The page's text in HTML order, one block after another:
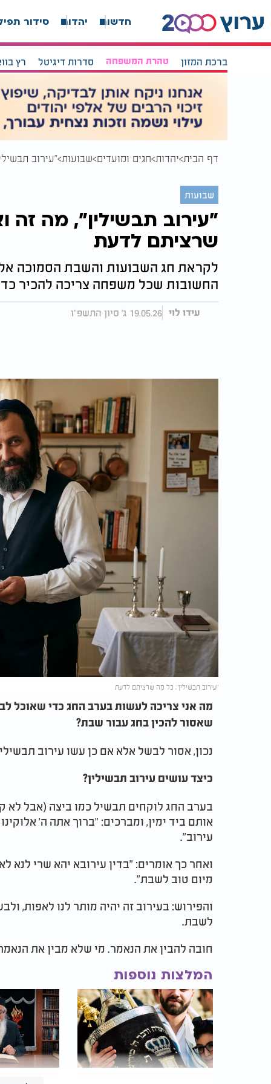
חדשות יהדות סידור
ברכת המזון טהרת המשפחה סדרות דיגיטל רץ
דף הבית יהדות חגים ומועדים שבועות "עירוב
שבועות
"עירוב תבשילין", מה זה
שרציתם לדעת
לקראת חג השבועות והשבת הסמוכה
החשובות שכל משפחה צריכה להכיר
עידו לוי 19.05.26 ג' סיון התשפ"ו
"עירוב תבשילין", כל מה שרציתם לדעת
מה אני צריכה לעשות בערב החג כדי שאוכל
שאסור להכין בחג עבור שבת?
נכון, אסור לבשל אלא אם כן עשו עירוב
כיצד עושים עירוב תבשילין?
בערב החג לוקחים תבשיל כמו ביצה (אבל לא
אותם ביד ימין, ומברכים: "ברוך אתה ה'
עירוב".
ואחר כך אומרים: "בדין עירובא יהא שרי לנא
מיום טוב לשבת".
והפירוש: בעירוב זה יהיה מותר לנו לאפות,
לשבת.
חובה להבין את הנאמר. מי שלא מבין את
המלצות נוספות